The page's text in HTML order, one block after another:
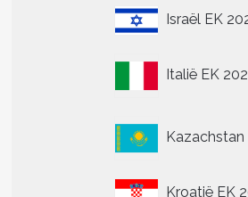
Israël EK
Italië EK
Kazachstan
Kroatië EK